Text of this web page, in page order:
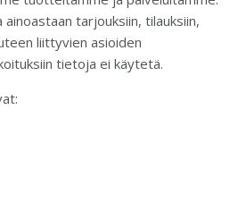
tarjouksiin, tilauksiin,
liittyvien asioiden
tietoja ei käytetä.